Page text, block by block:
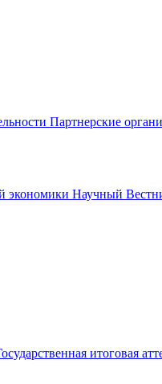
Партнерские
экономики Научный
итоговая